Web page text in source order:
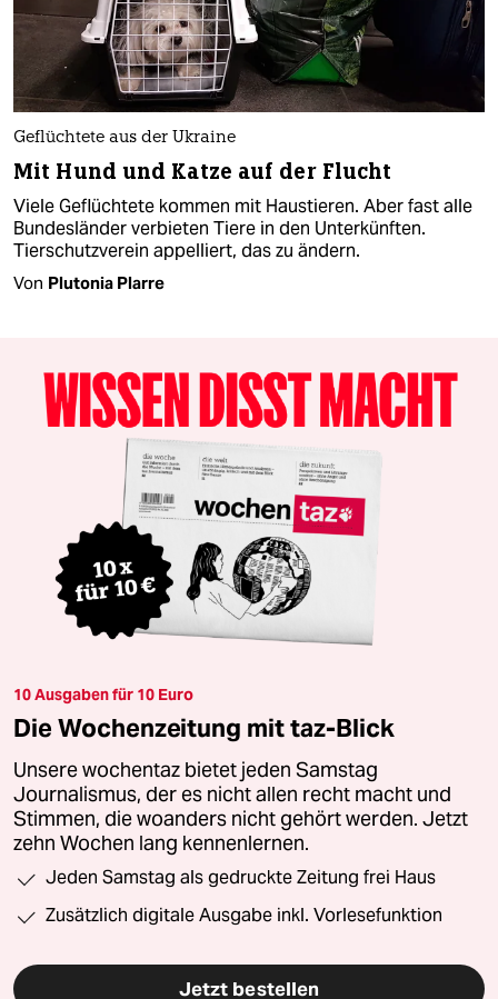
Geflüchtete aus der Ukraine
Mit Hund und Katze auf der Flucht
Viele Geflüchtete kommen mit Haustieren. Aber fast alle
Bundesländer verbieten Tiere in den Unterkünften.
Tierschutzverein appelliert, das zu ändern.
Von Plutonia Plarre
10 Ausgaben für 10 Euro
Die Wochenzeitung mit taz-Blick
Unsere wochentaz bietet jeden Samstag
Journalismus, der es nicht allen recht macht und
Stimmen, die woanders nicht gehört werden. Jetzt
zehn Wochen lang kennenlernen.
Jeden Samstag als gedruckte Zeitung frei Haus
Zusätzlich digitale Ausgabe inkl. Vorlesefunktion
Jetzt bestellen